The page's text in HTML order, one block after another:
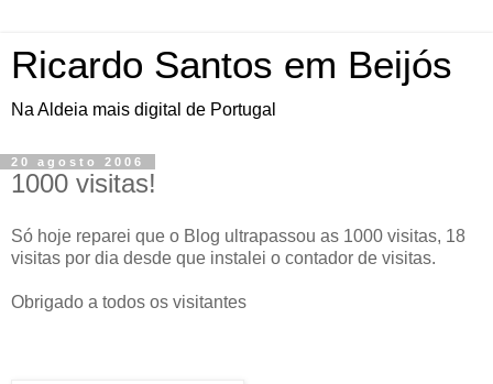
Ricardo Santos em Beijós
Na Aldeia mais digital de Portugal
20 agosto 2006
1000 visitas!
Só hoje reparei que o Blog ultrapassou as 1000 visitas, 18
visitas por dia desde que instalei o contador de visitas.
Obrigado a todos os visitantes